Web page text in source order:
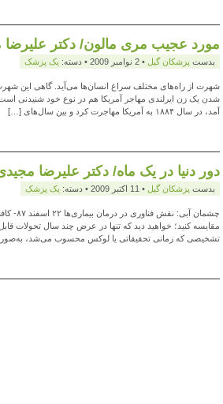
مورد عجیب مری مالون/ دکتر علیرضا
بدست پزشكان گيل • 2 نوامبر 2009 • دسته: يک پزشک
شهرت از راه‌های مختلف سراغ انسان‌ها می‌آید. گاهی این
آمد، در سال ۱۸۸۴ به آمریکا مهاجرت کرد و بین سال‌های […]
دور دنیا در یک ماه/ دکتر علیرضا
بدست پزشكان گيل • 11 اکتبر 2009 • دسته: يک پزشک
چشمان
مقایسه کنید؛ خواهید دید که تنها در عرض چند سال تحولات
تشخیصی که زمانی تحقیقاتی یا لوکس محسوب می‌شد،